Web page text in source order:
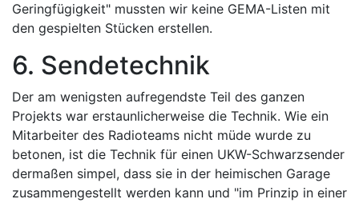
Geringfügigkeit" mussten wir keine GEMA-Listen mit
den gespielten Stücken erstellen.
6. Sendetechnik
Der am wenigsten aufregendste Teil des ganzen
Projekts war erstaunlicherweise die Technik. Wie ein
Mitarbeiter des Radioteams nicht müde wurde zu
betonen, ist die Technik für einen UKW-Schwarzsender
dermaßen simpel, dass sie in der heimischen Garage
zusammengestellt werden kann und "im Prinzip in einer